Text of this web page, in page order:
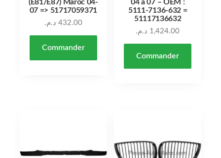
(E81/E87) Maroc 04-
07 => 51717059371
432.00 د.م.
Commander
04 à 07 – OEM :
5111-7136-632 =
51117136632
1,424.00 د.م.
Commander